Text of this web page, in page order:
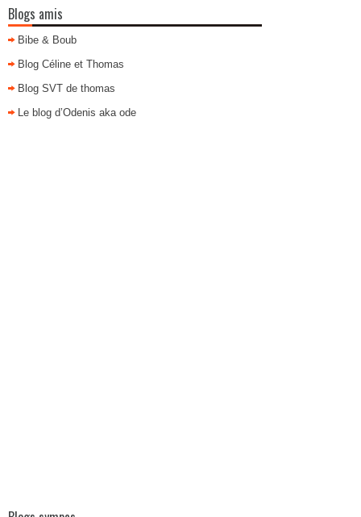
Blogs amis
Bibe & Boub
Blog Céline et Thomas
Blog SVT de thomas
Le blog d’Odenis aka ode